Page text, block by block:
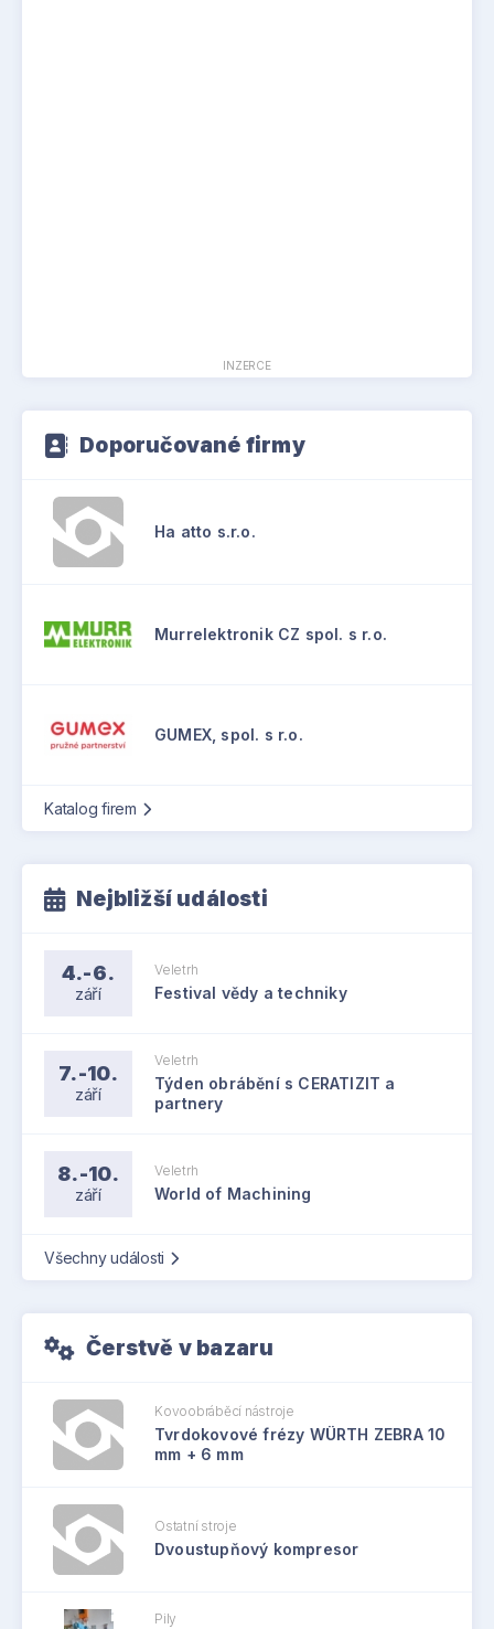
INZERCE
Doporučované firmy
Ha atto s.r.o.
Murrelektronik CZ spol. s r.o.
GUMEX, spol. s r.o.
Katalog firem
Nejbližší události
4.-6.
září
Veletrh
Festival vědy a techniky
7.-10.
září
Veletrh
Týden obrábění s CERATIZIT a
partnery
8.-10.
září
Veletrh
World of Machining
Všechny události
Čerstvě v bazaru
Kovoobráběcí nástroje
Tvrdokovové frézy WÜRTH ZEBRA 10
mm + 6 mm
Ostatní stroje
Dvoustupňový kompresor
Pily